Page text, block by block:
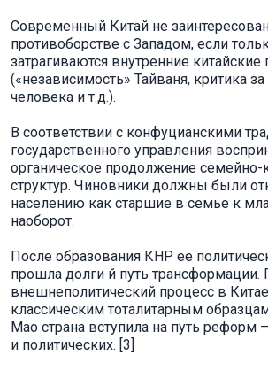
Современный Китай не
противоборстве с Западом, если
затрагиваются внутренние
(«независимость» Тайваня, критика
человека и т.д.).
В соответствии с конфуцианскими
государственного управления
органическое продолжение
структур. Чиновники должны были
населению как старшие в семье к
наоборот.
После образования КНР ее
прошла долги й путь
внешнеполитический процесс в
классическим тоталитарным
Мао страна вступила на путь реформ
и политических. [3]